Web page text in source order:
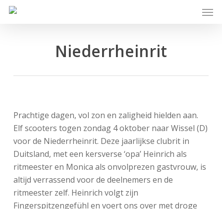
Skip
Niederrheinrit
Prachtige dagen, vol zon en zaligheid hielden aan.
Elf scooters togen zondag 4 oktober naar Wissel (D)
voor de Niederrheinrit. Deze jaarlijkse clubrit in
Duitsland, met een kersverse ‘opa’ Heinrich als
ritmeester en Monica als onvolprezen gastvrouw, is
altijd verrassend voor de deelnemers en de
ritmeester zelf. Heinrich volgt zijn
Fingerspitzengefühl en voert ons over met droge